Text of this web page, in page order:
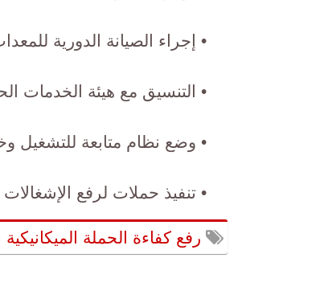
• إجراء الصيانة الدورية
• التنسيق مع هيئة الخدمات
• وضع نظام متابعة للتشغيل
• تنفيذ حملات لرفع الإشغالات
رفع كفاءة الحملة